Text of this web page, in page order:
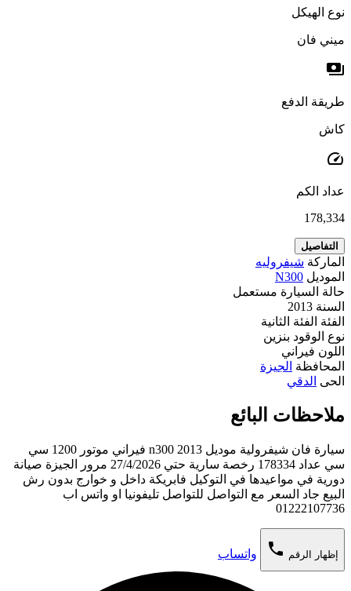
نوع الهيكل
ميني فان
payments
طريقة الدفع
كاش
speed
عداد الكم
178,334
التفاصيل
الماركة شيفروليه
الموديل N300
حالة السيارة مستعمل
السنة 2013
الفئة الفئة الثانية
نوع الوقود بنزين
اللون فيراني
المحافظة الجيزة
الحى الدقي
ملاحظات البائع
سيارة فان شيفرولية موديل 2013 n300 فيراني موتور 1200 سي
سي عداد 178334 رخصة سارية حتي 27/4/2026 مرور الجيزة صيانة
دورية في مواعيدها في التوكيل فابريكة داخل و خوارج بدون رش
البيع جاد السعر مع التواصل للتواصل تليفونيا او واتس اب
01222107736
إظهار الرقم phone واتساب